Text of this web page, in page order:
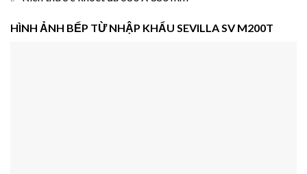
HÌNH ẢNH BẾP TỪ NHẬP KHẨU SEVILLA SV M200T